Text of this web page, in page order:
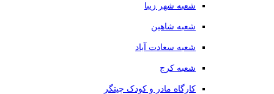
شعبه شهر زیبا
شعبه شاهین
شعبه سعادت آباد
شعبه کرج
کارگاه مادر و کودک چیتگر